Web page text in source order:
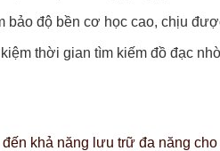
bảo độ bền cơ học cao, chịu
thời gian tìm kiếm đồ đạc
khả năng lưu trữ đa năng